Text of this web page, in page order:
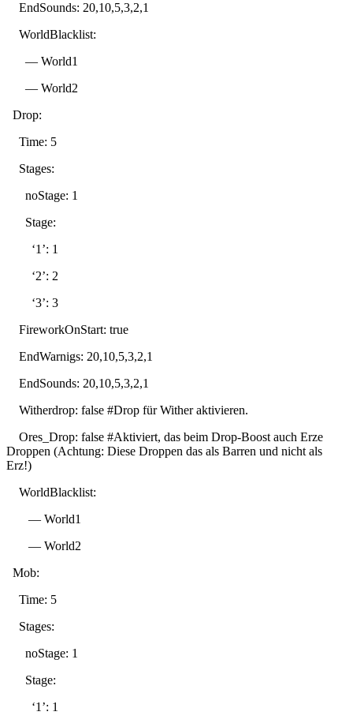
EndSounds: 20,10,5,3,2,1
WorldBlacklist:
— World1
— World2
Drop:
Time: 5
Stages:
noStage: 1
Stage:
‘1’: 1
‘2’: 2
‘3’: 3
FireworkOnStart: true
EndWarnigs: 20,10,5,3,2,1
EndSounds: 20,10,5,3,2,1
Witherdrop: false #Drop für Wither aktivieren.
Ores_Drop: false #Aktiviert, das beim Drop-Boost auch Erze
Droppen (Achtung: Diese Droppen das als Barren und nicht als
Erz!)
WorldBlacklist:
— World1
— World2
Mob:
Time: 5
Stages:
noStage: 1
Stage:
‘1’: 1